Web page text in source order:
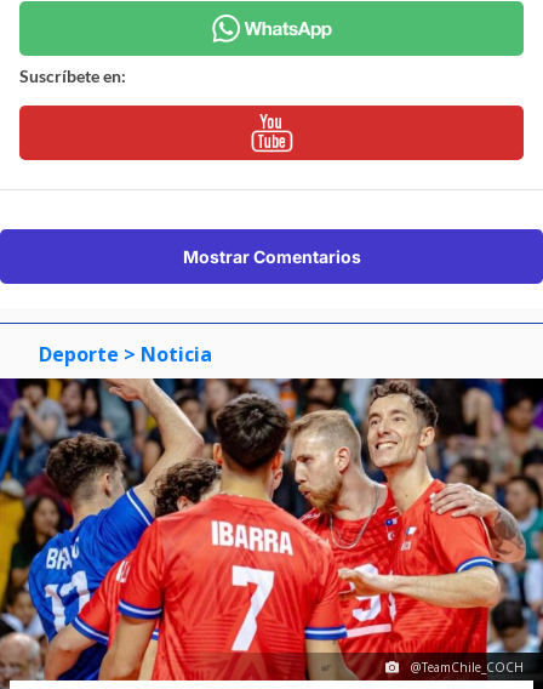
Suscríbete en:
Mostrar Comentarios
Deporte > Noticia
@TeamChile_COCH